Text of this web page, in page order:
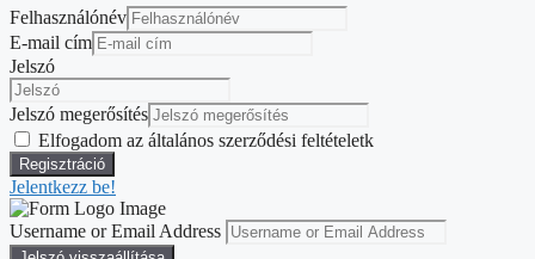
Felhasználónév
E-mail cím
Jelszó
Jelszó megerősítés
Elfogadom az általános szerződési feltételetk
Jelentkezz be!
Username or Email Address